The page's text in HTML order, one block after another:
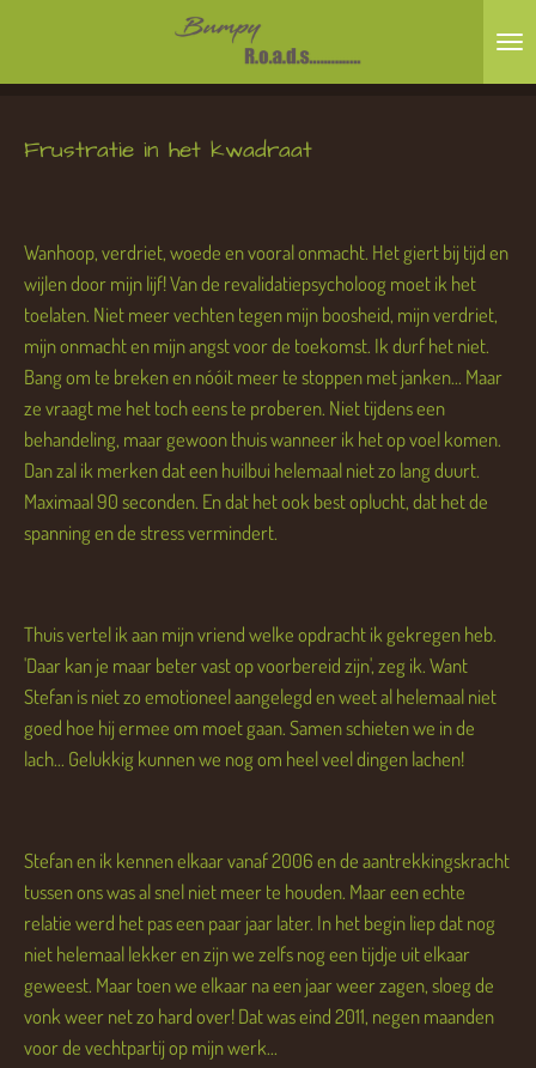
naar
hoofdinhoud
Frustratie in het kwadraat
Wanhoop, verdriet, woede en vooral onmacht. Het giert bij tijd en
wijlen door mijn lijf! Van de revalidatiepsycholoog moet ik het
toelaten. Niet meer vechten tegen mijn boosheid, mijn verdriet,
mijn onmacht en mijn angst voor de toekomst. Ik durf het niet.
Bang om te breken en nóóit meer te stoppen met janken... Maar
ze vraagt me het toch eens te proberen. Niet tijdens een
behandeling, maar gewoon thuis wanneer ik het op voel komen.
Dan zal ik merken dat een huilbui helemaal niet zo lang duurt.
Maximaal 90 seconden. En dat het ook best oplucht, dat het de
spanning en de stress vermindert.
Thuis vertel ik aan mijn vriend welke opdracht ik gekregen heb.
'Daar kan je maar beter vast op voorbereid zijn', zeg ik. Want
Stefan is niet zo emotioneel aangelegd en weet al helemaal niet
goed hoe hij ermee om moet gaan. Samen schieten we in de
lach... Gelukkig kunnen we nog om heel veel dingen lachen!
Stefan en ik kennen elkaar vanaf 2006 en de aantrekkingskracht
tussen ons was al snel niet meer te houden. Maar een echte
relatie werd het pas een paar jaar later. In het begin liep dat nog
niet helemaal lekker en zijn we zelfs nog een tijdje uit elkaar
geweest. Maar toen we elkaar na een jaar weer zagen, sloeg de
vonk weer net zo hard over! Dat was eind 2011, negen maanden
voor de vechtpartij op mijn werk...